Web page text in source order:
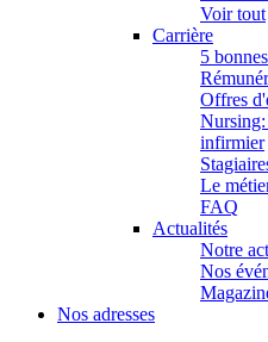
Voir tout
Carrière
5
Offres
Nursing:
infirmier
Le
FAQ
Actualités
Notre
Nos
Nos adresses